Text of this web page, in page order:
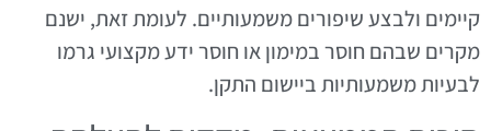
קיימים ולבצע שיפורים משמעותיים. לעומת זאת, ישנם
מקרים שבהם חוסר במימון או חוסר ידע מקצועי גרמו
לבעיות משמעותיות ביישום התקן.